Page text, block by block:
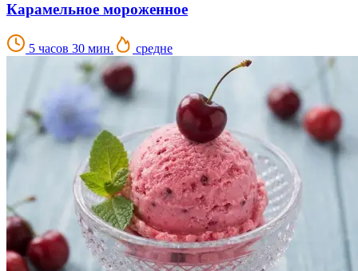
Карамельное мороженное
5 часов 30 мин. средне